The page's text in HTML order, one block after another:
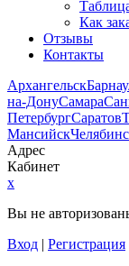
Как
Отзывы
Контакты
Архангельск
на-ДонуСамара
ПетербургСаратов
Мансийск
Адрес
Кабинет
x
Вы не
Вход | Регистрация